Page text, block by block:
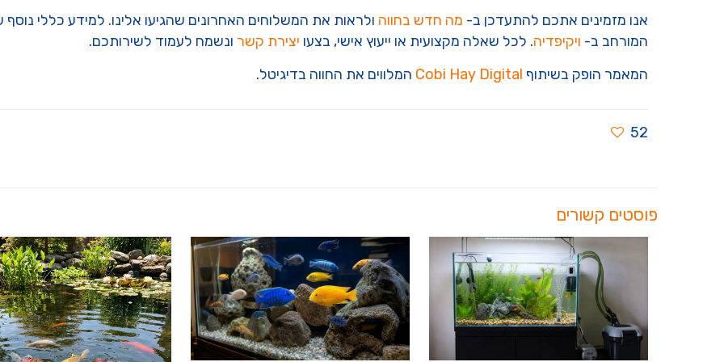
אנו מזמינים אתכם להתעדכן ב- מה חדש בחווה ולראות את המשלוחים האחרונים שהגיעו אלינו. למידע כללי נוסף
המורחב ב- ויקיפדיה. לכל שאלה מקצועית או ייעוץ אישי, בצעו יצירת קשר ונשמח לעמוד לשירותכם.
המאמר הופק בשיתוף Cobi Hay Digital המלווים את החווה בדיגיטל.
52
פוסטים קשורים